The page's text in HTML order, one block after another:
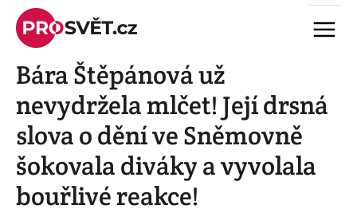
Skip
content
Menu
Bára Štěpánová už
nevydržela mlčet! Její drsná
slova o dění ve Sněmovně
šokovala diváky a vyvolala
bouřlivé reakce!